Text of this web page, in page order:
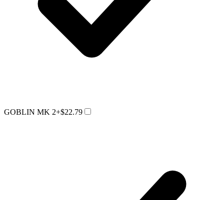
GOBLIN MK 2+$22.79